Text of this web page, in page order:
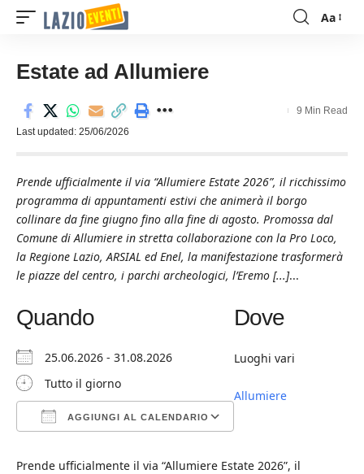
Font
Aa
Estate ad Allumiere
Last updated: 25/06/2026
9 Min Read
Prende ufficialmente il via “Allumiere Estate 2026”, il ricchissimo
programma di appuntamenti estivi che animerà il borgo
collinare da fine giugno fino alla fine di agosto. Promossa dal
Comune di Allumiere in stretta collaborazione con la Pro Loco,
la Regione Lazio, ARSIAL ed Enel, la manifestazione trasformerà
le piazze del centro, i parchi archeologici, l’Eremo [...]...
Quando
25.06.2026 - 31.08.2026
Tutto il giorno
AGGIUNGI AL CALENDARIO
Dove
Luoghi vari
Allumiere
Prende ufficialmente il via “Allumiere Estate 2026”, il